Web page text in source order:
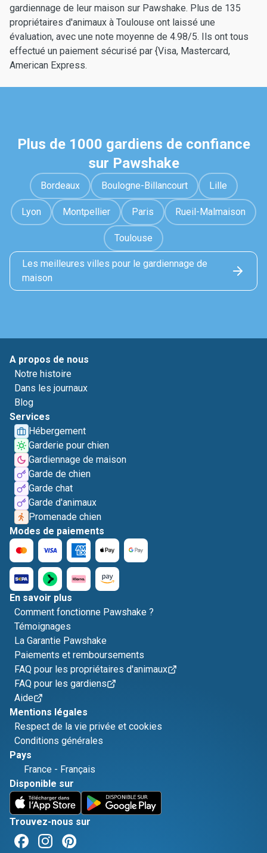
gardiennage de leur maison sur Pawshake. Plus de 135
propriétaires d'animaux à Toulouse ont laissé une
évaluation, avec une note moyenne de 4.98/5. Ils ont tous
effectué un paiement sécurisé par {Visa, Mastercard,
American Express.
Plus de 1000 gardiens de confiance
sur Pawshake
Bordeaux Boulogne-Billancourt Lille
Lyon Montpellier Paris Rueil-Malmaison
Toulouse
Les meilleures villes pour le gardiennage de
maison
A propos de nous
Notre histoire
Dans les journaux
Blog
Services
Hébergement
Garderie pour chien
Gardiennage de maison
Garde de chien
Garde chat
Garde d'animaux
Promenade chien
Modes de paiements
En savoir plus
Comment fonctionne Pawshake ?
Témoignages
La Garantie Pawshake
Paiements et remboursements
FAQ pour les propriétaires d'animaux
FAQ pour les gardiens
Aide
Mentions légales
Respect de la vie privée et cookies
Conditions générales
Pays
France - Français
Disponible sur
Trouvez-nous sur